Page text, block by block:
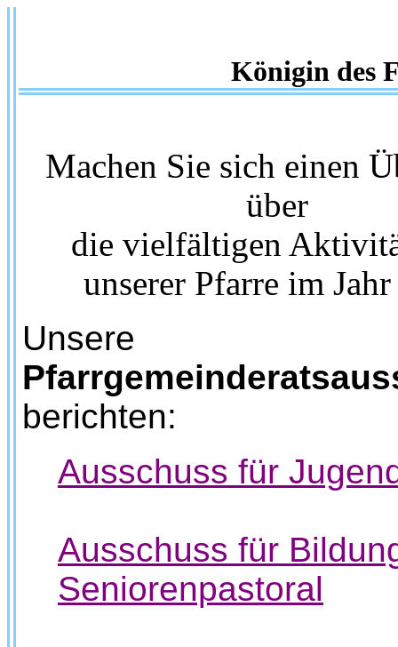
Königin des
Machen Sie sich einen
über
die vielfältigen
unserer Pfarre im
Unsere
berichten:
Ausschuss für
Ausschuss für
Seniorenpastoral